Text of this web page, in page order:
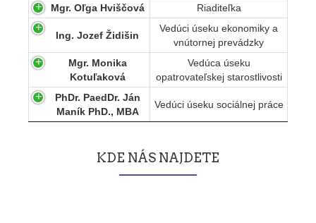
Mgr. Oľga Hviščová Riaditeľka
Ing. Jozef Židišin
Vedúci úseku ekonomiky a
vnútornej prevádzky
Mgr. Monika
Kotuľaková
Vedúca úseku
opatrovateľskej starostlivosti
PhDr. PaedDr. Ján
Maník PhD., MBA
Vedúci úseku sociálnej práce
KDE NÁS NAJDETE